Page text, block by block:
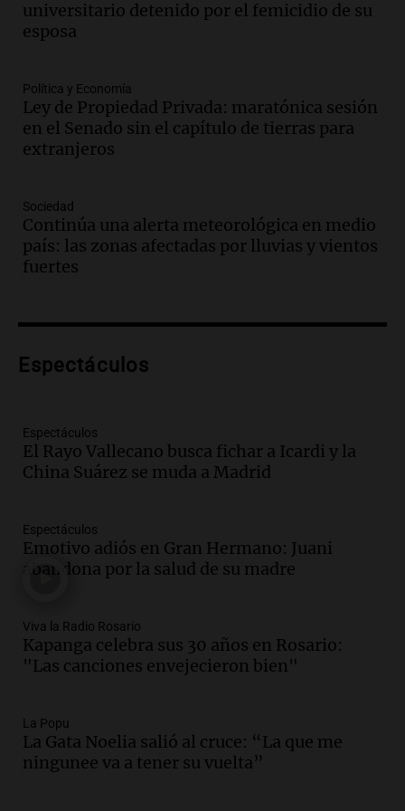
Panorama Federal
Episodios
ayuda por problemas de fertilidad y la
ostentación de millonarios
Amamos Argentina
Episodios
avanza con testimonios clave sobre el
accidente en Villa Dolores
Panorama Federal
Episodios
tributo todos los jueves
Episodios
sea, va a ser lindo”
La Cadena del Gol
Episodios
en ludopatía: “Tener el casino en la
mano es muy peligroso”
La Argentina, hoy
Episodios
ciudad de Córdoba para interiorizarse
sobre los parques educativos
Amamos Argentina
Audio.
traerá más lluvias y eventos extremos
durante la primavera
universitario detenido por el femicidio de su
esposa
Política y Economía
Ley de Propiedad Privada: maratónica sesión
en el Senado sin el capítulo de tierras para
extranjeros
Sociedad
Continúa una alerta meteorológica en medio
país: las zonas afectadas por lluvias y vientos
fuertes
Espectáculos
Espectáculos
El Rayo Vallecano busca fichar a Icardi y la
China Suárez se muda a Madrid
Espectáculos
Emotivo adiós en Gran Hermano: Juani
abandona por la salud de su madre
Viva la Radio Rosario
Kapanga celebra sus 30 años en Rosario:
"Las canciones envejecieron bien"
La Popu
La Gata Noelia salió al cruce: “La que me
ningunee va a tener su vuelta”